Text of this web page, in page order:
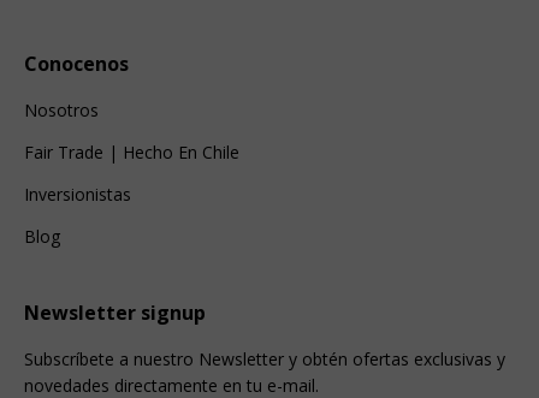
Conocenos
Nosotros
Fair Trade | Hecho En Chile
Inversionistas
Blog
Newsletter signup
Subscríbete a nuestro Newsletter y obtén ofertas exclusivas y
novedades directamente en tu e-mail.